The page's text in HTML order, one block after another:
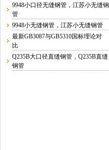
9948小口径无缝钢管，江苏小无缝钢
管
9948小无缝钢管，江苏小无缝钢管
最新GB3087与GB5310国标理论对
比
Q235B大口径直缝钢管，Q235B直缝
钢管